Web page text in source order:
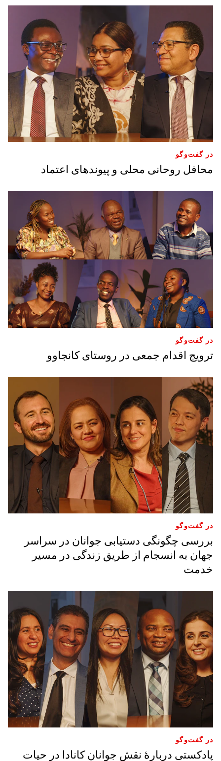
در گفت‌وگو
محافل روحانی محلی و پیوندهای اعتماد
در گفت‌وگو
ترویج اقدام جمعی در روستای کانجاوو
در گفت‌وگو
بررسی چگونگی دستیابی جوانان در سراسر
جهان به انسجام از طریق زندگی در مسیر
خدمت
در گفت‌وگو
پادکستی دربارۀ نقش جوانان کانادا در حیات